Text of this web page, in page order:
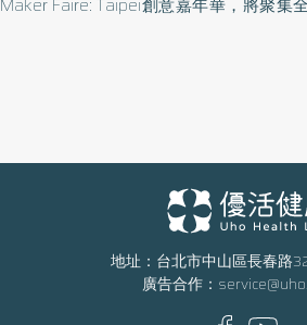
解的訊息。這些訊息結合孩子的外顯行為
的表達，並反思學齡前期到青春期在情
理健康的內涵與影響，大家細細品味之餘
報名網站：https://www.accupass.com/go/
Maker Faire: Taipei創意嘉年華，將聚集
DIY作品外，也有規劃創意市集，展出的
作，例如木作、陶藝、飾品、設計品等；
也可以用實惠的價格帶回家收藏。此外，
與DIY工作坊可以讓民體驗動手DIY的樂趣
地址：台北市中山區長春路
廣告合作：